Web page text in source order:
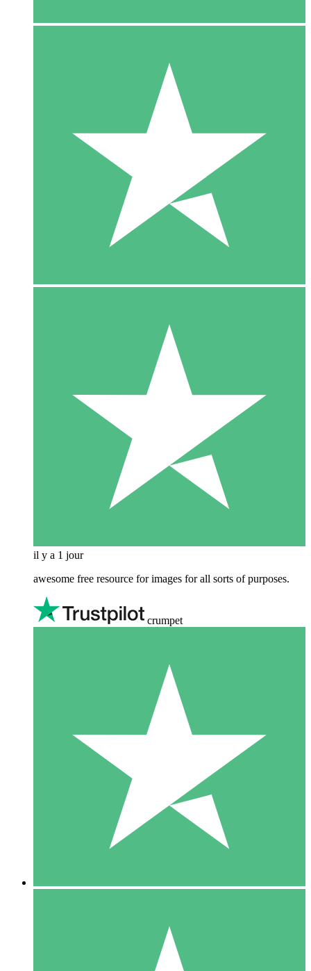
il y a 1 jour
awesome free resource for images for all sorts of purposes.
crumpet